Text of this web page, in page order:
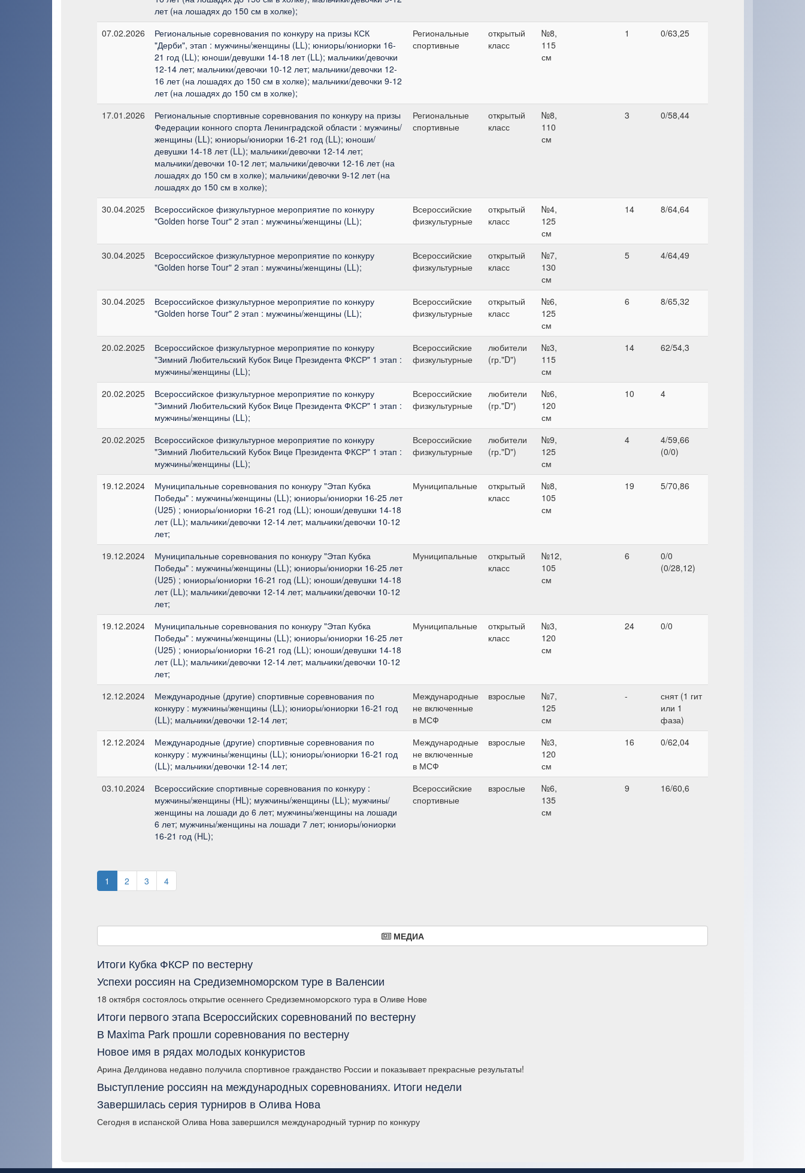
лет (на лошадях до 150 см в холке);
07.02.2026
Региональные соревнования по конкуру на призы КСК
"Дерби", этап : мужчины/женщины (LL); юниоры/юниорки 16-
21 год (LL); юноши/девушки 14-18 лет (LL); мальчики/девочки
12-14 лет; мальчики/девочки 10-12 лет; мальчики/девочки 12-
16 лет (на лошадях до 150 см в холке); мальчики/девочки 9-12
лет (на лошадях до 150 см в холке);
Региональные
спортивные
открытый
класс
№8,
115
см
1 0/63,25
17.01.2026
Региональные спортивные соревнования по конкуру на призы
Федерации конного спорта Ленинградской области : мужчины/
женщины (LL); юниоры/юниорки 16-21 год (LL); юноши/
девушки 14-18 лет (LL); мальчики/девочки 12-14 лет;
мальчики/девочки 10-12 лет; мальчики/девочки 12-16 лет (на
лошадях до 150 см в холке); мальчики/девочки 9-12 лет (на
лошадях до 150 см в холке);
Региональные
спортивные
открытый
класс
№8,
110
см
3 0/58,44
30.04.2025
Всероссийское физкультурное мероприятие по конкуру
"Golden horse Tour" 2 этап : мужчины/женщины (LL);
Всероссийские
физкультурные
открытый
класс
№4,
125
см
14 8/64,64
30.04.2025
Всероссийское физкультурное мероприятие по конкуру
"Golden horse Tour" 2 этап : мужчины/женщины (LL);
Всероссийские
физкультурные
открытый
класс
№7,
130
см
5 4/64,49
30.04.2025
Всероссийское физкультурное мероприятие по конкуру
"Golden horse Tour" 2 этап : мужчины/женщины (LL);
Всероссийские
физкультурные
открытый
класс
№6,
125
см
6 8/65,32
20.02.2025
Всероссийское физкультурное мероприятие по конкуру
"Зимний Любительский Кубок Вице Президента ФКСР" 1 этап :
мужчины/женщины (LL);
Всероссийские
физкультурные
любители
(гр."D")
№3,
115
см
14 62/54,3
20.02.2025
Всероссийское физкультурное мероприятие по конкуру
"Зимний Любительский Кубок Вице Президента ФКСР" 1 этап :
мужчины/женщины (LL);
Всероссийские
физкультурные
любители
(гр."D")
№6,
120
см
10 4
20.02.2025
Всероссийское физкультурное мероприятие по конкуру
"Зимний Любительский Кубок Вице Президента ФКСР" 1 этап :
мужчины/женщины (LL);
Всероссийские
физкультурные
любители
(гр."D")
№9,
125
см
4
4/59,66
(0/0)
19.12.2024
Муниципальные соревнования по конкуру "Этап Кубка
Победы" : мужчины/женщины (LL); юниоры/юниорки 16-25 лет
(U25) ; юниоры/юниорки 16-21 год (LL); юноши/девушки 14-18
лет (LL); мальчики/девочки 12-14 лет; мальчики/девочки 10-12
лет;
Муниципальные
открытый
класс
№8,
105
см
19 5/70,86
19.12.2024
Муниципальные соревнования по конкуру "Этап Кубка
Победы" : мужчины/женщины (LL); юниоры/юниорки 16-25 лет
(U25) ; юниоры/юниорки 16-21 год (LL); юноши/девушки 14-18
лет (LL); мальчики/девочки 12-14 лет; мальчики/девочки 10-12
лет;
Муниципальные
открытый
класс
№12,
105
см
6
0/0
(0/28,12)
19.12.2024
Муниципальные соревнования по конкуру "Этап Кубка
Победы" : мужчины/женщины (LL); юниоры/юниорки 16-25 лет
(U25) ; юниоры/юниорки 16-21 год (LL); юноши/девушки 14-18
лет (LL); мальчики/девочки 12-14 лет; мальчики/девочки 10-12
лет;
Муниципальные
открытый
класс
№3,
120
см
24 0/0
12.12.2024
Международные (другие) спортивные соревнования по
конкуру : мужчины/женщины (LL); юниоры/юниорки 16-21 год
(LL); мальчики/девочки 12-14 лет;
Международные
не включенные
в МСФ
взрослые
№7,
125
см
-
снят (1 гит
или 1
фаза)
12.12.2024
Международные (другие) спортивные соревнования по
конкуру : мужчины/женщины (LL); юниоры/юниорки 16-21 год
(LL); мальчики/девочки 12-14 лет;
Международные
не включенные
в МСФ
взрослые
№3,
120
см
16 0/62,04
03.10.2024
Всероссийские спортивные соревнования по конкуру :
мужчины/женщины (HL); мужчины/женщины (LL); мужчины/
женщины на лошади до 6 лет; мужчины/женщины на лошади
6 лет; мужчины/женщины на лошади 7 лет; юниоры/юниорки
16-21 год (HL);
Всероссийские
спортивные
взрослые
№6,
135
см
9 16/60,6
1 2 3 4
МЕДИА
Итоги Кубка ФКСР по вестерну
Успехи россиян на Средиземноморском туре в Валенсии
18 октября состоялось открытие осеннего Средиземноморского тура в Оливе Нове
Итоги первого этапа Всероссийских соревнований по вестерну
В Maxima Park прошли соревнования по вестерну
Новое имя в рядах молодых конкуристов
Арина Делдинова недавно получила спортивное гражданство России и показывает прекрасные результаты!
Выступление россиян на международных соревнованиях. Итоги недели
Завершилась серия турниров в Олива Нова
Сегодня в испанской Олива Нова завершился международный турнир по конкуру